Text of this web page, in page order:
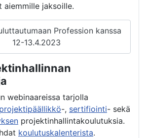
aiemmille jaksoille.
Profession kanssa
12-13.4.2023
webinaareissa tarjolla
projektipäällikkö-, sertifiointi- sekä
projektinhallintakoulutuksia.
koulutuskalenterista.